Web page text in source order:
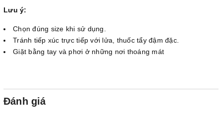
Lưu ý:
Chọn đúng size khi sử dụng.
Tránh tiếp xúc trực tiếp với lửa, thuốc tẩy đậm đặc.
Giặt bằng tay và phơi ở những nơi thoáng mát
Đánh giá